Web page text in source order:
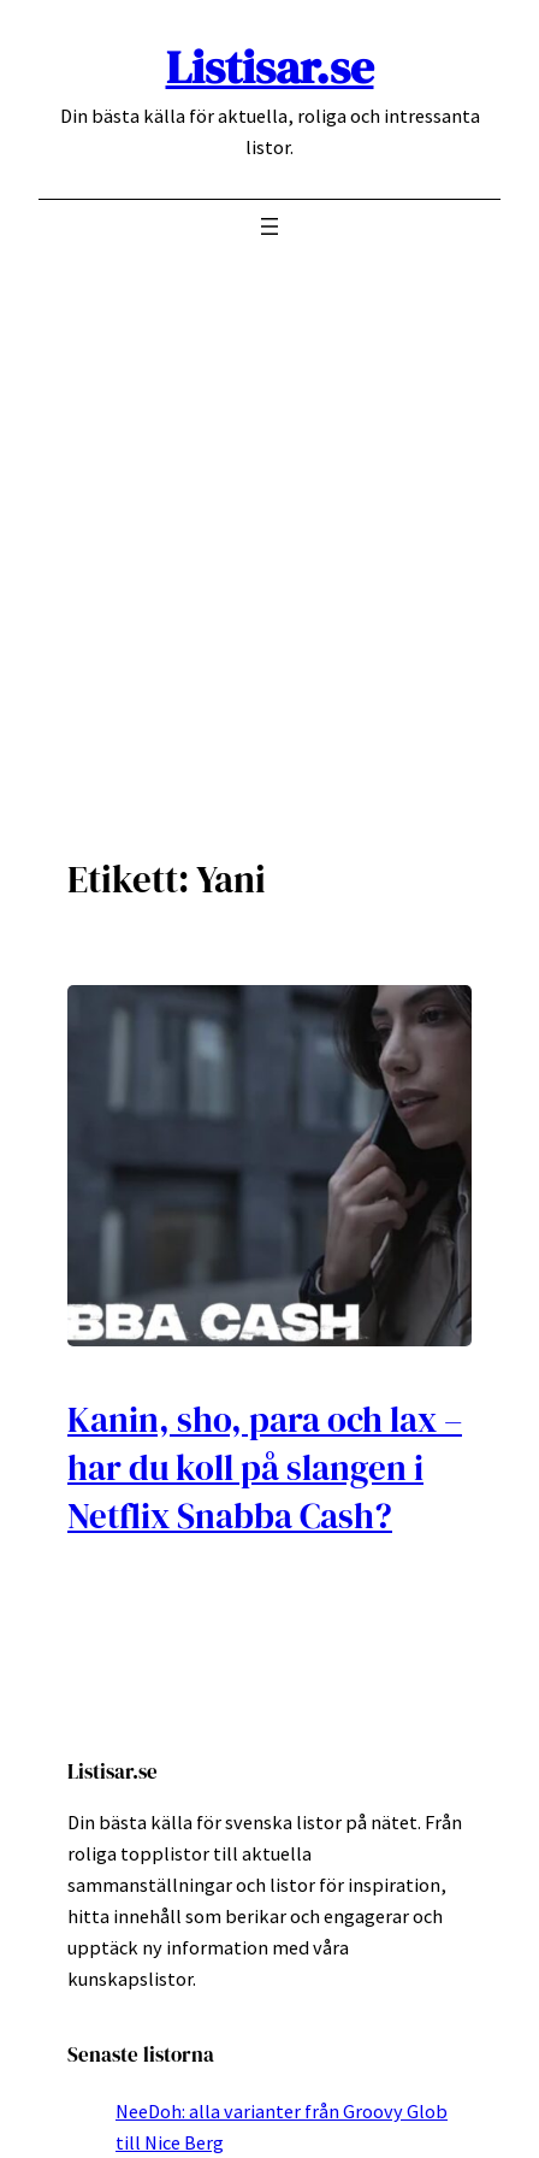
Listisar.se
Din bästa källa för aktuella, roliga och intressanta
listor.
Etikett:Yani
Kanin, sho, para och lax –
har du koll på slangen i
Netflix Snabba Cash?
Listisar.se
Din bästa källa för svenska listor på nätet. Från
roliga topplistor till aktuella
sammanställningar och listor för inspiration,
hitta innehåll som berikar och engagerar och
upptäck ny information med våra
kunskapslistor.
Senaste listorna
NeeDoh: alla varianter från Groovy Glob
till Nice Berg